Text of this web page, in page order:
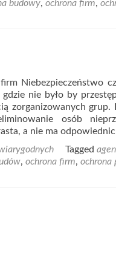
Firmy
budowy, ochrona firm,
Niebezpieczeństwo
nie było by
zorganizowanych
osób
a nie ma
Tagged
, ochrona firm, ochrona